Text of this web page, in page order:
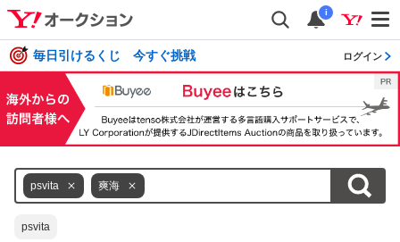
i
毎日引けるくじ 今すぐ挑戦 ログイン
psvita 爽海
psvita